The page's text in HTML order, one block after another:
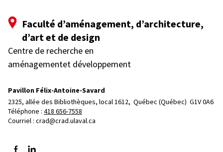
Faculté d’aménagement, d’architecture,
d’art et de design
Centre de recherche en
aménagementet développement
Pavillon Félix-Antoine-Savard
2325, allée des Bibliothèques, local 1612, Québec (Québec)  G1V 0A6
Téléphone : 418 656-7558
Courriel : crad@crad.ulaval.ca
Suivez-nous sur Facebook
Suivez-nous sur LinkedIn